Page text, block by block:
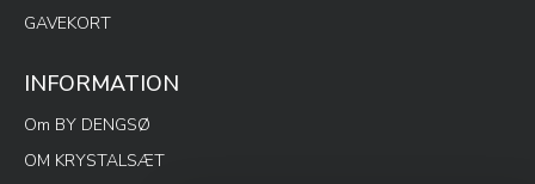
GAVEKORT
INFORMATION
Om BY DENGSØ
OM KRYSTALSÆT